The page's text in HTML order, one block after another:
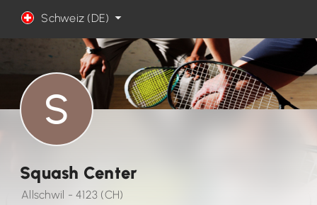
Schweiz (DE)
Squash Center
Allschwil - 4123 (CH)